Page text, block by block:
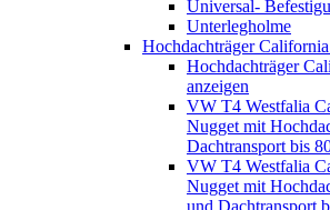
Universal-
Unterlegholme
Hochdachträger
Hochdachträger
anzeigen
VW T4 Westfalia
Nugget mit
Dachtransport bis
VW T4 Westfalia
Nugget mit
und Dachtransport